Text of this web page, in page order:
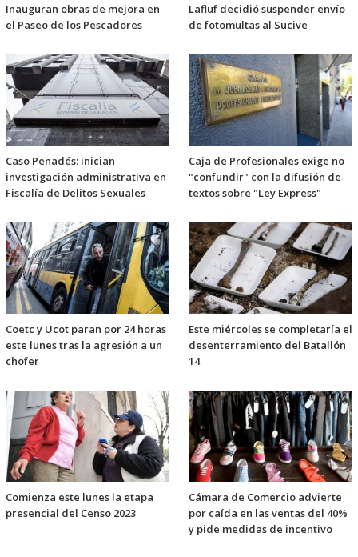
Inauguran obras de mejora en
el Paseo de los Pescadores
Lafluf decidió suspender envío
de fotomultas al Sucive
Caso Penadés: inician
investigación administrativa en
Fiscalía de Delitos Sexuales
Caja de Profesionales exige no
"confundir" con la difusión de
textos sobre "Ley Express"
Coetc y Ucot paran por 24 horas
este lunes tras la agresión a un
chofer
Este miércoles se completaría el
desenterramiento del Batallón
14
Comienza este lunes la etapa
presencial del Censo 2023
Cámara de Comercio advierte
por caída en las ventas del 40%
y pide medidas de incentivo